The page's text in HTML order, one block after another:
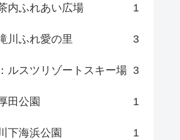
内ふれあい広場 1
川ふれ愛の里 3
ルスツリゾートスキー場 3
田公園 1
下海浜公園 1